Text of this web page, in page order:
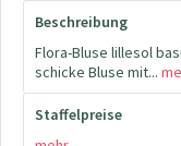
Beschreibung
Flora-Bluse lillesol
schicke Bluse mit...
Staffelpreise